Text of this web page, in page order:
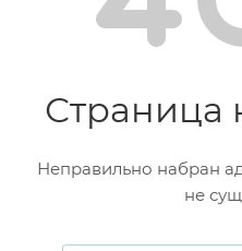
Страница
Неправильно набран
не